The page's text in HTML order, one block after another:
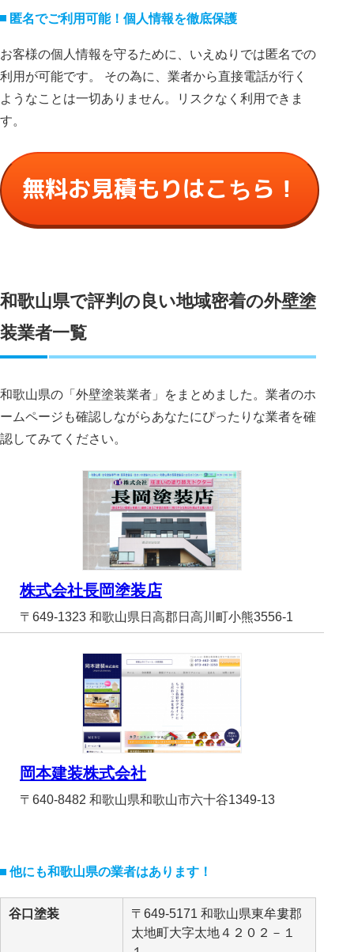
匿名でご利⽤可能！個⼈情報を徹底保護
お客様の個⼈情報を守るために、いえぬりでは匿名での
利⽤が可能です。 その為に、業者から直接電話が⾏く
ようなことは⼀切ありません。リスクなく利⽤できま
す。
無料お見積もりはこちら！
和歌山県で評判の良い地域密着の外壁塗
装業者一覧
和歌山県の「外壁塗装業者」をまとめました。業者のホ
ームページも確認しながらあなたにぴったりな業者を確
認してみてください。
株式会社長岡塗装店
〒649-1323 和歌山県日高郡日高川町小熊3556-1
岡本建装株式会社
〒640-8482 和歌山県和歌山市六十谷1349-13
他にも和歌山県の業者はあります！
谷口塗装
〒649-5171 和歌山県東牟婁郡
太地町大字太地４２０２－１